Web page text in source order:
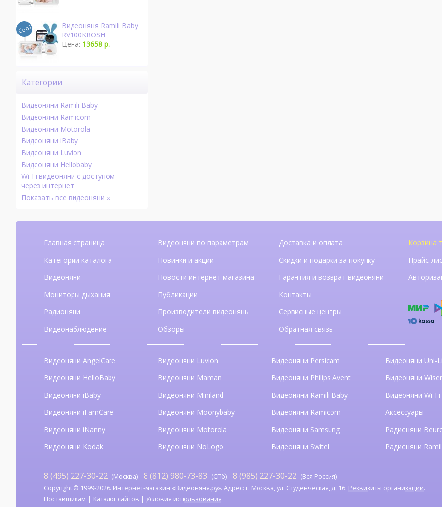
Видеоняня Ramili Baby
RV100KROSH
Цена: 13658 р.
Категории
Видеоняни Ramili Baby
Видеоняни Ramicom
Видеоняни Motorola
Видеоняни iBaby
Видеоняни Luvion
Видеоняни Hellobaby
Wi-Fi видеоняни с доступом
через интернет
Показать все видеоняни ››
Главная страница
Категории каталога
Видеоняни
Мониторы дыхания
Радионяни
Видеонаблюдение
Видеоняни по параметрам
Новинки и акции
Новости интернет-магазина
Публикации
Производители видеонянь
Обзоры
Доставка и оплата
Скидки и подарки за покупку
Гарантия и возврат видеоняни
Контакты
Сервисные центры
Обратная связь
Корзина
Прайс-
Видеоняни AngelCare
Видеоняни HelloBaby
Видеоняни iBaby
Видеоняни iFamCare
Видеоняни iNanny
Видеоняни Kodak
Видеоняни Luvion
Видеоняни Maman
Видеоняни Miniland
Видеоняни Moonybaby
Видеоняни Motorola
Видеоняни NoLogo
Видеоняни Persicam
Видеоняни Philips Avent
Видеоняни Ramili Baby
Видеоняни Ramicom
Видеоняни Samsung
Видеоняни Switel
Видеоняни Uni-
Видеоняни
Видеоняни Wi-Fi
Аксессуары
Радионяни
Радионяни Ramili
8 (495) 227-30-22 (Москва) 8 (812) 980-73-83 (СПб) 8 (985) 227-30-22 (Вся Россия)
Copyright © 1999-2026. Интернет-магазин «Видеоняня.ру». Адрес: г. Москва, ул. Студенческая, д. 16. Реквизиты организации.
Поставщикам
Каталог сайтов Условия использования